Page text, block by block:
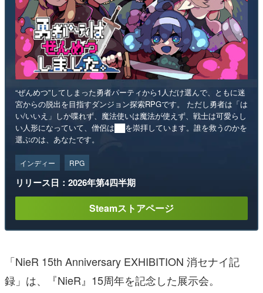
“ぜんめつ”してしまった勇者パーティから1人だけ選んで、ともに迷
宮からの脱出を目指すダンジョン探索RPGです。 ただし勇者は「は
い/いいえ」しか喋れず、魔法使いは魔法が使えず、戦士は可愛らし
い人形になっていて、僧侶は██を崇拝しています。誰を救うのかを
選ぶのは、あなたです。
インディー RPG
リリース日：2026年第4四半期
Steamストアページ
「NieR 15th Anniversary EXHIBITION 消セナイ記
録」は、『NieR』15周年を記念した展示会。